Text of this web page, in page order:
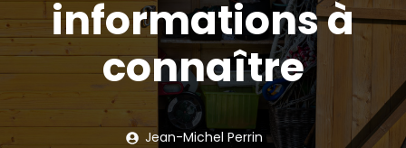
informations à
connaître
Jean-Michel Perrin